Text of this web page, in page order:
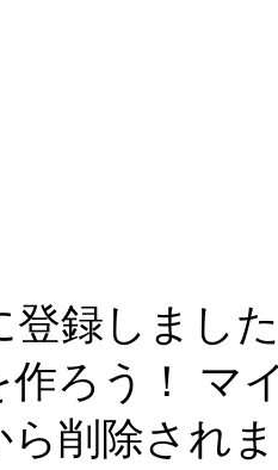
登録しまし
ろう！
マ
ら削除され